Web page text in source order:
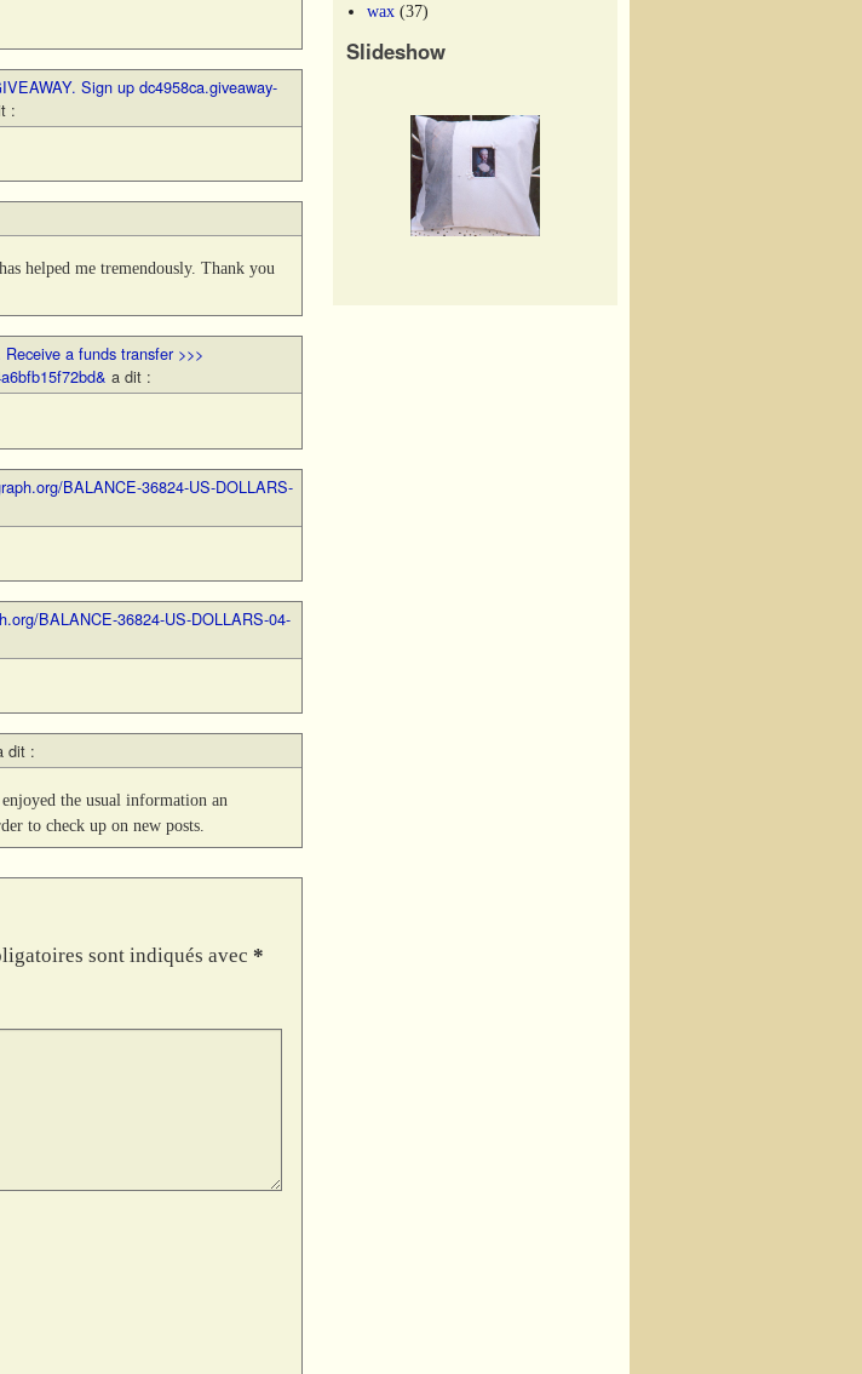
Sign up dc4958ca.giveaway-
:
helped me tremendously. Thank you
a funds transfer >>>
a dit :
BALANCE-36824-US-DOLLARS-
BALANCE-36824-US-DOLLARS-04-
dit :
the usual information an
to check up on new posts.
sont indiqués avec *
wax (37)
Slideshow